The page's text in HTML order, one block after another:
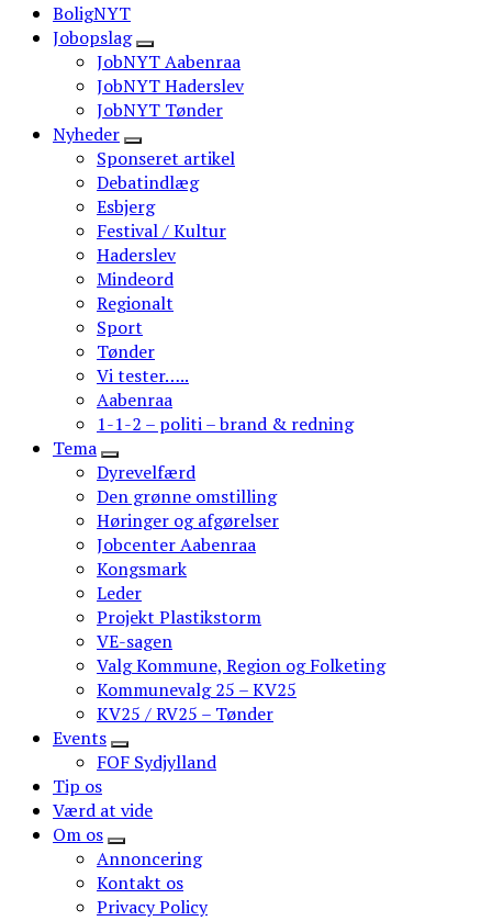
BoligNYT
Jobopslag
JobNYT Aabenraa
JobNYT Haderslev
JobNYT Tønder
Nyheder
Sponseret artikel
Debatindlæg
Esbjerg
Festival / Kultur
Haderslev
Mindeord
Regionalt
Sport
Tønder
Vi tester…..
Aabenraa
1-1-2 – politi – brand & redning
Tema
Dyrevelfærd
Den grønne omstilling
Høringer og afgørelser
Jobcenter Aabenraa
Kongsmark
Leder
Projekt Plastikstorm
VE-sagen
Valg Kommune, Region og Folketing
Kommunevalg 25 – KV25
KV25 / RV25 – Tønder
Events
FOF Sydjylland
Tip os
Værd at vide
Om os
Annoncering
Kontakt os
Privacy Policy